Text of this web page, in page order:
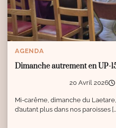
AGENDA
Dimanche autrement en UP-
20 Avril 2026
Mi-carême, dimanche du
d’autant plus dans nos paroisses